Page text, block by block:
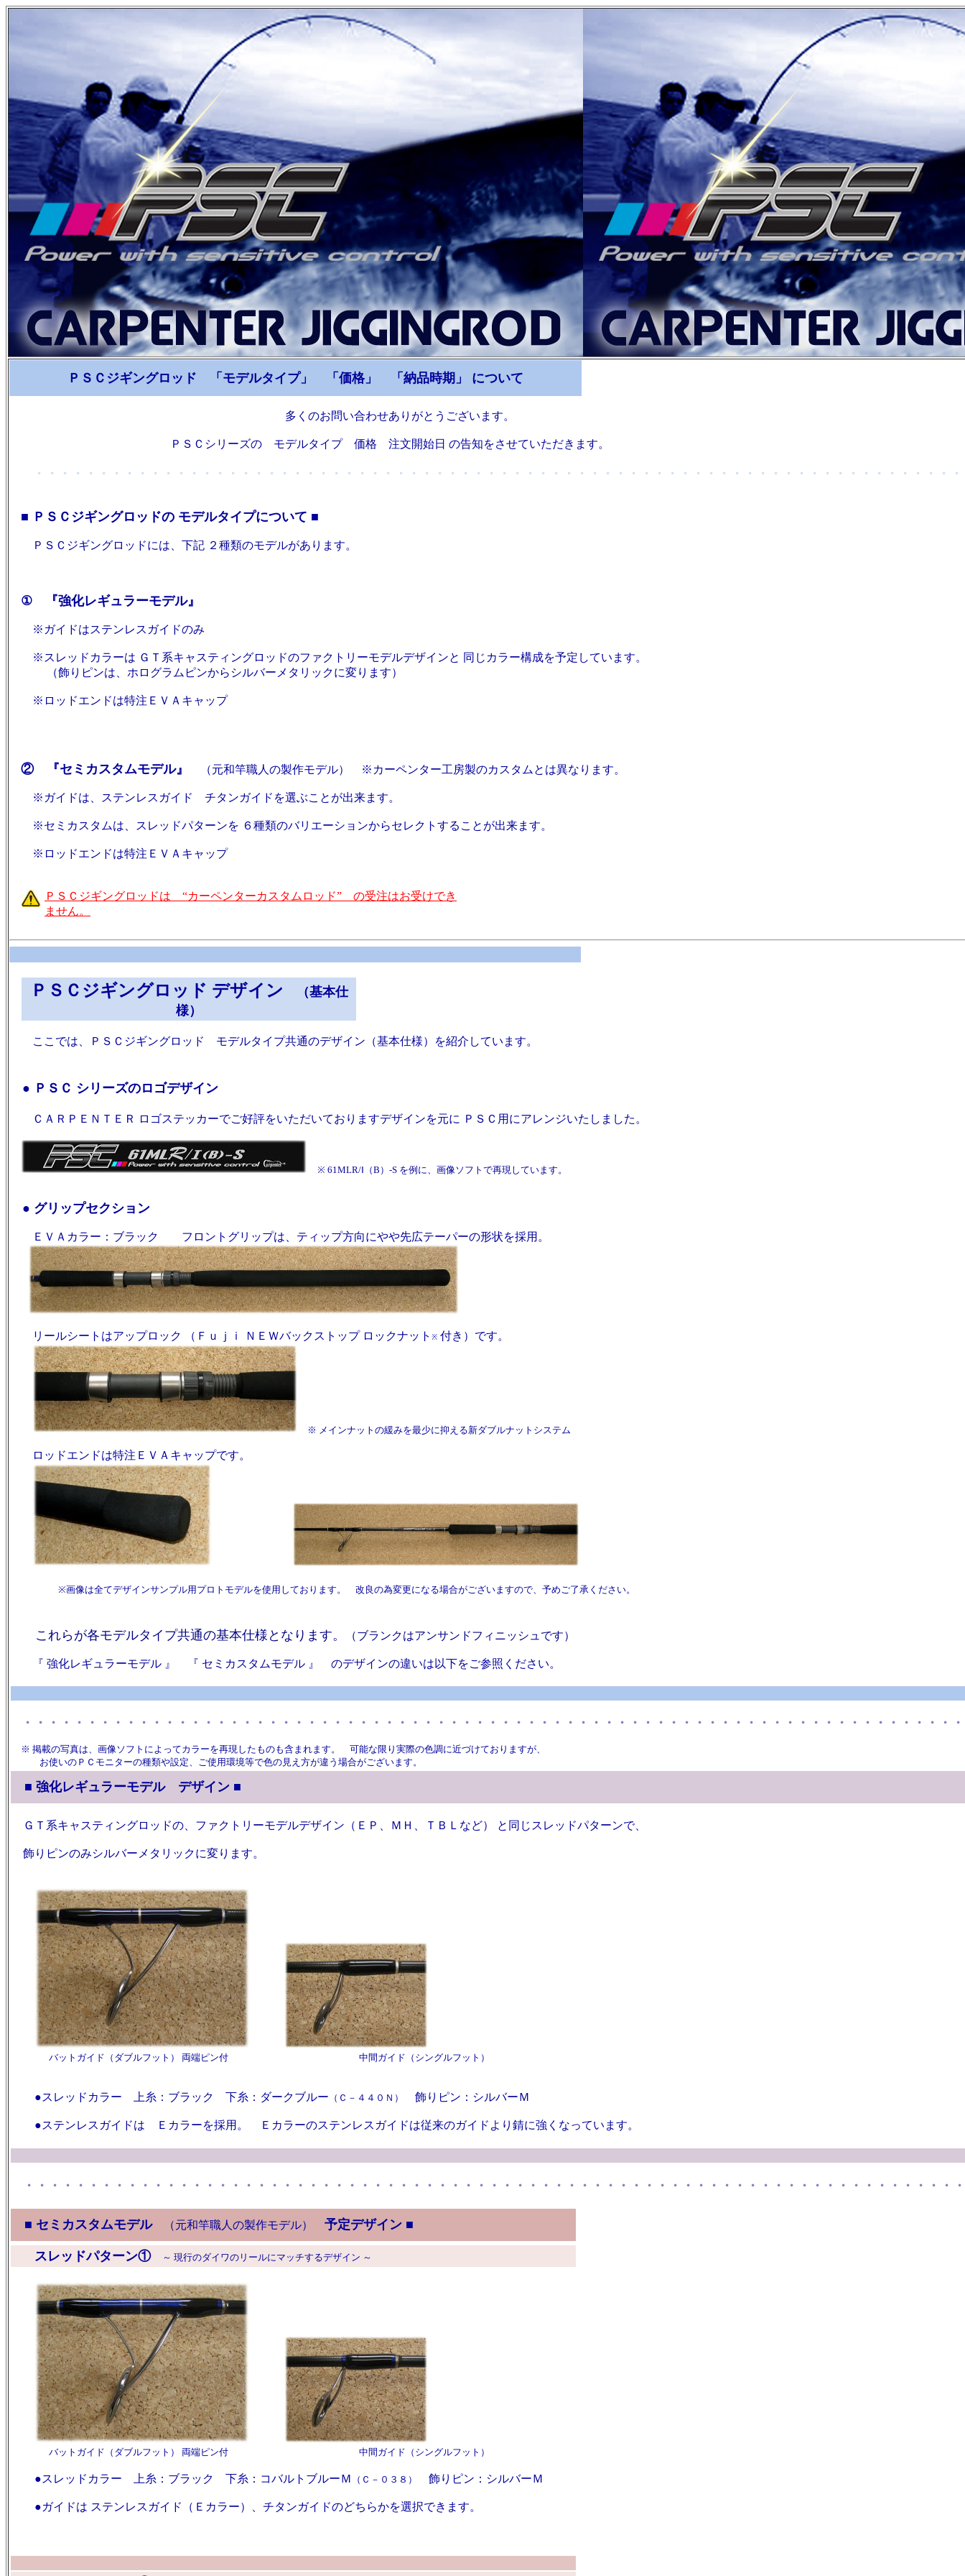
ＰＳＣジギングロッド 「モデルタイプ」 「価格」 「納品時期」 について
多くのお問い合わせありがとうございます。
ＰＳＣシリーズの モデルタイプ 価格 注文開始日 の告知をさせていただきます。
・・・・・・・・・・・・・・・・・・・・・・・・・・・・・・・・・・・・・・・・・・・・・・・・・・・・・・・・・・・・・・・・・・・・・・・
■ ＰＳＣジギングロッドの モデルタイプについて ■
ＰＳＣジギングロッドには、下記 ２種類のモデルがあります。
① 『強化レギュラーモデル』
※ガイドはステンレスガイドのみ
※スレッドカラーは ＧＴ系キャスティングロッドのファクトリーモデルデザインと 同じカラー構成を予定しています。
（飾りピンは、ホログラムピンからシルバーメタリックに変ります）
※ロッドエンドは特注ＥＶＡキャップ
② 『セミカスタムモデル』 （元和竿職人の製作モデル） ※カーペンター工房製のカスタムとは異なります。
※ガイドは、ステンレスガイド チタンガイドを選ぶことが出来ます。
※セミカスタムは、スレッドパターンを ６種類のバリエーションからセレクトすることが出来ます。
※ロッドエンドは特注ＥＶＡキャップ
ＰＳＣジギングロッドは “カーペンターカスタムロッド” の受注はお受けでき
ません。
ＰＳＣジギングロッド デザイン
（基本仕
様）
ここでは、ＰＳＣジギングロッド モデルタイプ共通のデザイン（基本仕様）を紹介しています。
● ＰＳＣ シリーズのロゴデザイン
ＣＡＲＰＥＮＴＥＲ ロゴステッカーでご好評をいただいておりますデザインを元に ＰＳＣ用にアレンジいたしました。
※ 61MLR/Ⅰ（B）-S を例に、画像ソフトで再現しています。
● グリップセクション
ＥＶＡカラー：ブラック フロントグリップは、ティップ方向にやや先広テーパーの形状を採用。
リールシートはアップロック （Ｆｕｊｉ ＮＥＷバックストップ ロックナット ※ 付き）です。
※ メインナットの緩みを最少に抑える新ダブルナットシステム
ロッドエンドは特注ＥＶＡキャップです。
※画像は全てデザインサンプル用プロトモデルを使用しております。 改良の為変更になる場合がございますので、予めご了承ください。
これらが各モデルタイプ共通の基本仕様となります。 （ブランクはアンサンドフィニッシュです）
『 強化レギュラーモデル 』 『 セミカスタムモデル 』 のデザインの違いは以下をご参照ください。
・・・・・・・・・・・・・・・・・・・・・・・・・・・・・・・・・・・・・・・・・・・・・・・・・・・・・・・・・・・・・・・・・・・・・・・・
※ 掲載の写真は、画像ソフトによってカラーを再現したものも含まれます。 可能な限り実際の色調に近づけておりますが、
お使いのＰＣモニターの種類や設定、ご使用環境等で色の見え方が違う場合がございます。
■ 強化レギュラーモデル デザイン ■
ＧＴ系キャスティングロッドの、ファクトリーモデルデザイン（ＥＰ、ＭＨ、ＴＢＬなど） と同じスレッドパターンで、
飾りピンのみシルバーメタリックに変ります。
バットガイド（ダブルフット） 両端ピン付 中間ガイド（シングルフット）
●スレッドカラー 上糸：ブラック 下糸：ダークブルー （Ｃ－４４０Ｎ） 飾りピン：シルバーＭ
●ステンレスガイドは Ｅカラーを採用。 Ｅカラーのステンレスガイドは従来のガイドより錆に強くなっています。
・・・・・・・・・・・・・・・・・・・・・・・・・・・・・・・・・・・・・・・・・・・・・・・・・・・・・・・・・・・・・・・・・・・・・・・・
■ セミカスタムモデル （元和竿職人の製作モデル） 予定デザイン ■
スレッドパターン① ～ 現行のダイワのリールにマッチするデザイン ～
バットガイド（ダブルフット） 両端ピン付 中間ガイド（シングルフット）
●スレッドカラー 上糸：ブラック 下糸：コバルトブルーＭ （Ｃ－０３８） 飾りピン：シルバーＭ
●ガイドは ステンレスガイド（Ｅカラー）、チタンガイドのどちらかを選択できます。